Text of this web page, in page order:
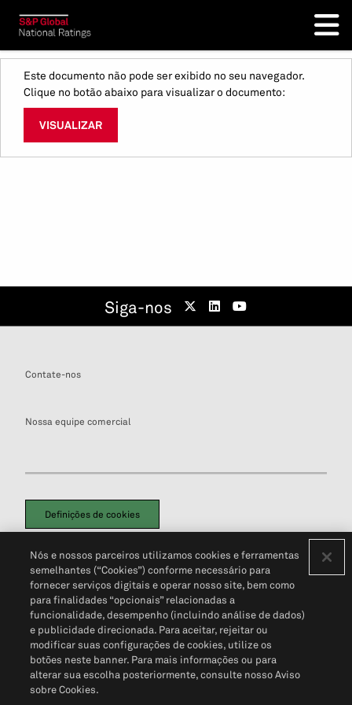
Este documento não pode ser exibido no seu navegador.
Clique no botão abaixo para visualizar o documento:
VISUALIZAR
Siga-nos
Contate-nos
Nossa equipe comercial
Definições de cookies
Política de PrivacidadePortal de privacidade do cliente (em inglês)
Não Venda Minhas Informações Pessoais© 2026 S&P Global
Nós e nossos parceiros utilizamos cookies e ferramentas
semelhantes (“Cookies”) conforme necessário para
fornecer serviços digitais e operar nosso site, bem como
para finalidades “opcionais” relacionadas a
funcionalidade, desempenho (incluindo análise de dados)
e publicidade direcionada. Para aceitar, rejeitar ou
modificar suas configurações de cookies, utilize os
botões neste banner. Para mais informações ou para
alterar sua escolha posteriormente, consulte nosso Aviso
sobre Cookies.